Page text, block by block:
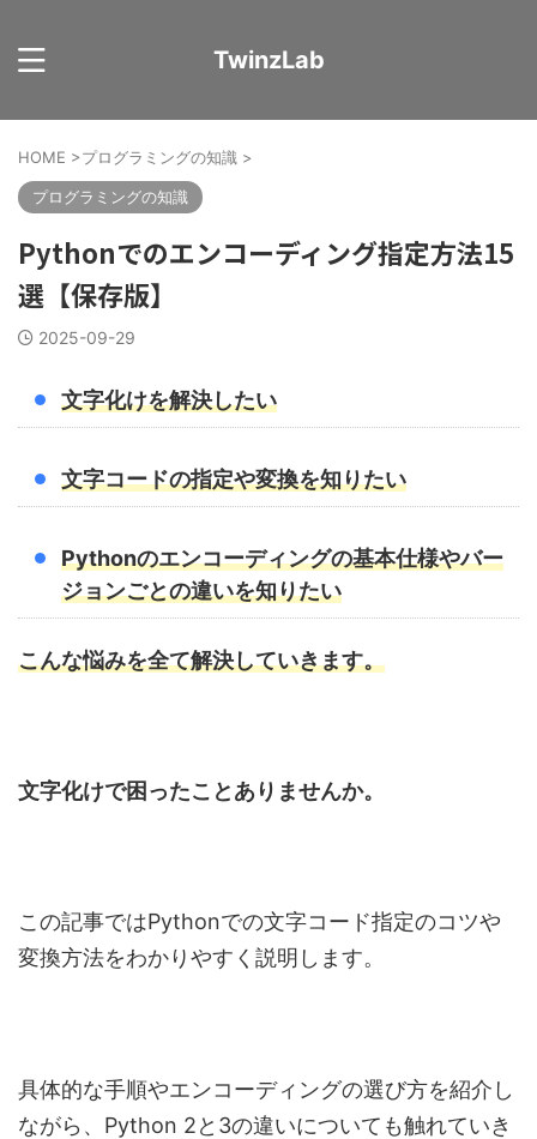
TwinzLab
HOME >プログラミングの知識 >
プログラミングの知識
Pythonでのエンコーディング指定方法15
選【保存版】
2025-09-29
文字化けを解決したい
文字コードの指定や変換を知りたい
Pythonのエンコーディングの基本仕様やバー
ジョンごとの違いを知りたい
こんな悩みを全て解決していきます。
文字化けで困ったことありませんか。
この記事ではPythonでの文字コード指定のコツや
変換方法をわかりやすく説明します。
具体的な手順やエンコーディングの選び方を紹介し
ながら、Python 2と3の違いについても触れていき